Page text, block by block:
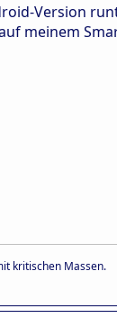
Version
meinem
kritischen Massen.